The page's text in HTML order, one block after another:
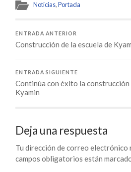
Noticias,Portada
ENTRADA ANTERIOR
Construcción de la escuela de
ENTRADA SIGUIENTE
Continúa con éxito la construcción
Kyamin
Deja una respuesta
Tu dirección de correo electrónico
campos obligatorios están